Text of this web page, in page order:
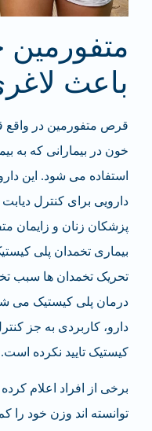
باعث
قرص متفورمین در
خون در بیمارانی که به
استفاده می شود. این
دارویی برای کنترل
پزشکان زنان و زایمان
بیماری تخمدان پلی
تحریک تخمدان ها سبب
درمان پلی کیستیک می
دارو، کاربردی به جز
کیستیک تایید نکرده است.
برخی از افراد اعلام
توانسته اند وزن خود را